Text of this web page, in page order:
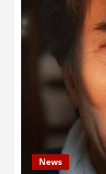
News